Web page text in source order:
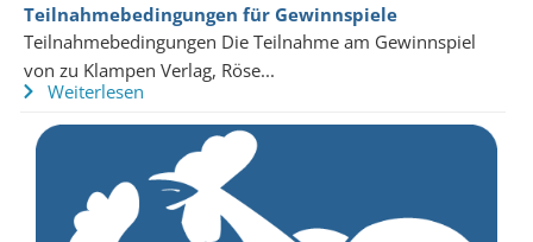
Teilnahmebedingungen für Gewinnspiele
Teilnahmebedingungen Die Teilnahme am Gewinnspiel
von zu Klampen Verlag, Röse...
Weiterlesen